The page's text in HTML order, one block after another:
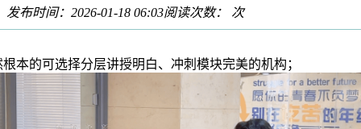
发布时间：2026-01-18 06:03阅读次数： 次
的可选择分层讲授明白、冲刺模块完美的机构；